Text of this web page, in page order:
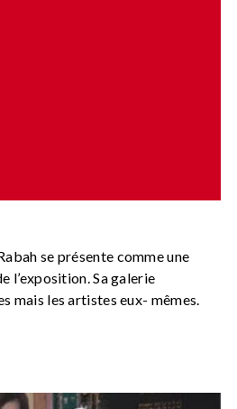
se présente comme une
l’exposition. Sa galerie
mais les artistes eux- mêmes.